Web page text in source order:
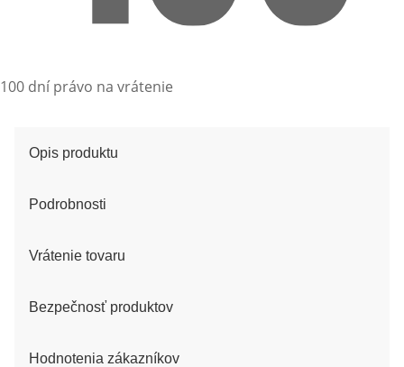
100 dní právo na vrátenie
Opis produktu
Podrobnosti
Vrátenie tovaru
Bezpečnosť produktov
Hodnotenia zákazníkov